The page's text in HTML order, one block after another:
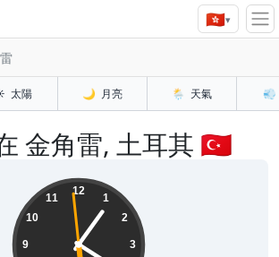
🇭🇰▾
太陽 🌙 月亮 🌦️ 天氣 💨
金角雷, 土耳其 🇹🇷
12
1
2
3
9
10
11